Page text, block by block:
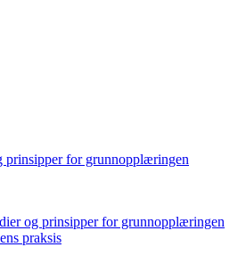
prinsipper for grunnopplæringen
og prinsipper for grunnopplæringen
praksis